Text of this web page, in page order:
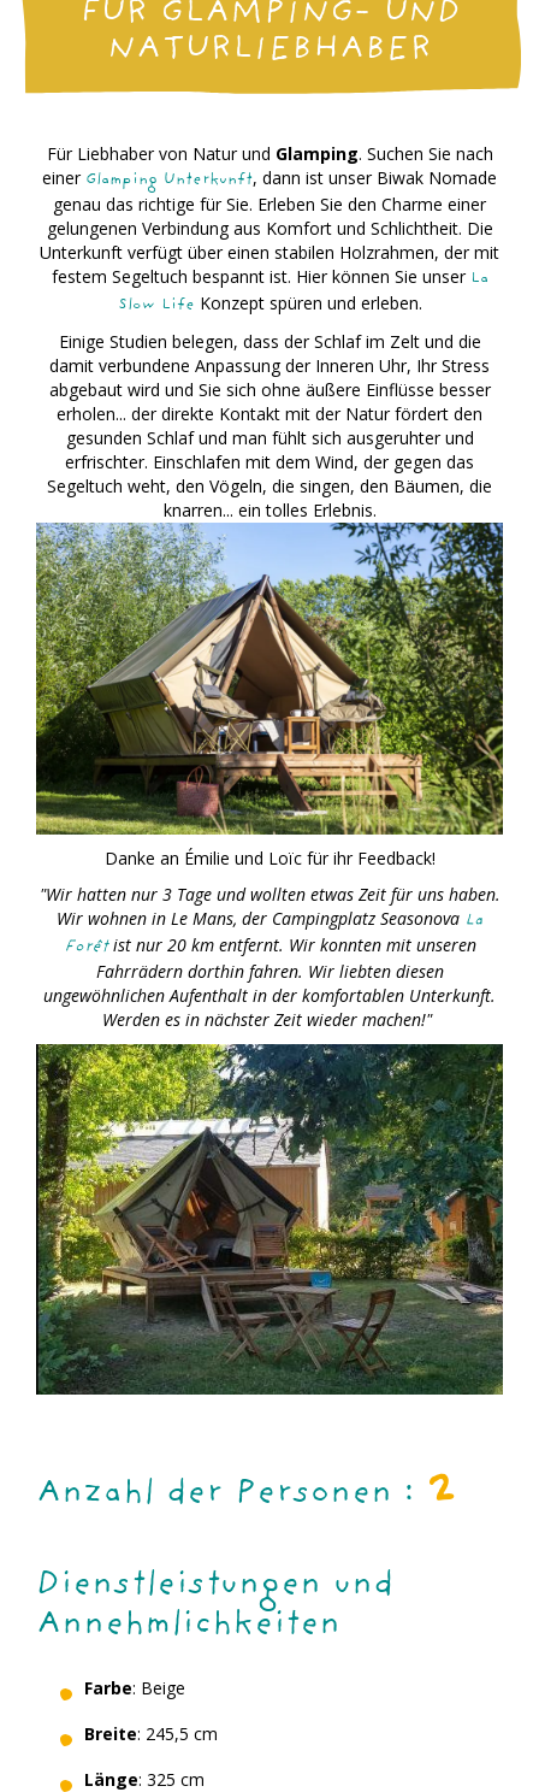
FÜR GLAMPING- UND
NATURLIEBHABER
Für Liebhaber von Natur und Glamping. Suchen Sie nach
einer Glamping Unterkunft, dann ist unser Biwak Nomade
genau das richtige für Sie. Erleben Sie den Charme einer
gelungenen Verbindung aus Komfort und Schlichtheit. Die
Unterkunft verfügt über einen stabilen Holzrahmen, der mit
festem Segeltuch bespannt ist. Hier können Sie unser La
Slow Life Konzept spüren und erleben.
Einige Studien belegen, dass der Schlaf im Zelt und die
damit verbundene Anpassung der Inneren Uhr, Ihr Stress
abgebaut wird und Sie sich ohne äußere Einflüsse besser
erholen... der direkte Kontakt mit der Natur fördert den
gesunden Schlaf und man fühlt sich ausgeruhter und
erfrischter. Einschlafen mit dem Wind, der gegen das
Segeltuch weht, den Vögeln, die singen, den Bäumen, die
knarren... ein tolles Erlebnis.
Danke an Émilie und Loïc für ihr Feedback!
"Wir hatten nur 3 Tage und wollten etwas Zeit für uns haben.
Wir wohnen in Le Mans, der Campingplatz Seasonova La
Forêtist nur 20 km entfernt. Wir konnten mit unseren
Fahrrädern dorthin fahren. Wir liebten diesen
ungewöhnlichen Aufenthalt in der komfortablen Unterkunft.
Werden es in nächster Zeit wieder machen!"
Anzahl der Personen : 2
Dienstleistungen und
Annehmlichkeiten
Farbe: Beige
Breite: 245,5 cm
Länge: 325 cm